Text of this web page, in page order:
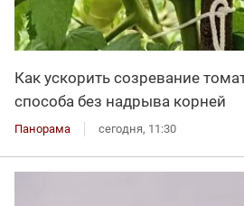
Как ускорить созревание
способа без надрыва корней
Панорама сегодня, 11:30